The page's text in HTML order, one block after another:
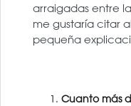
arraigadas entre
me gustaría citar
pequeña
Cuanto más